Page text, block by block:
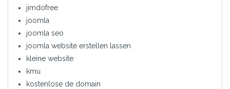
jimdofree
joomla
joomla seo
joomla website erstellen lassen
kleine website
kmu
kostenlose de domain